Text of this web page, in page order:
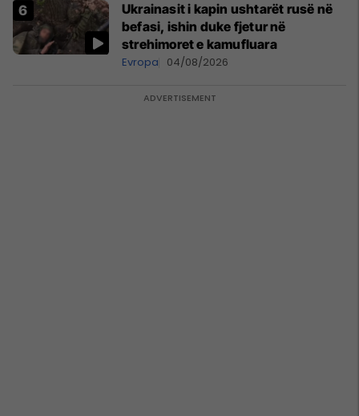
Ukrainasit i kapin ushtarët rusë në
befasi, ishin duke fjetur në
strehimoret e kamufluara
Evropa 04/08/2026